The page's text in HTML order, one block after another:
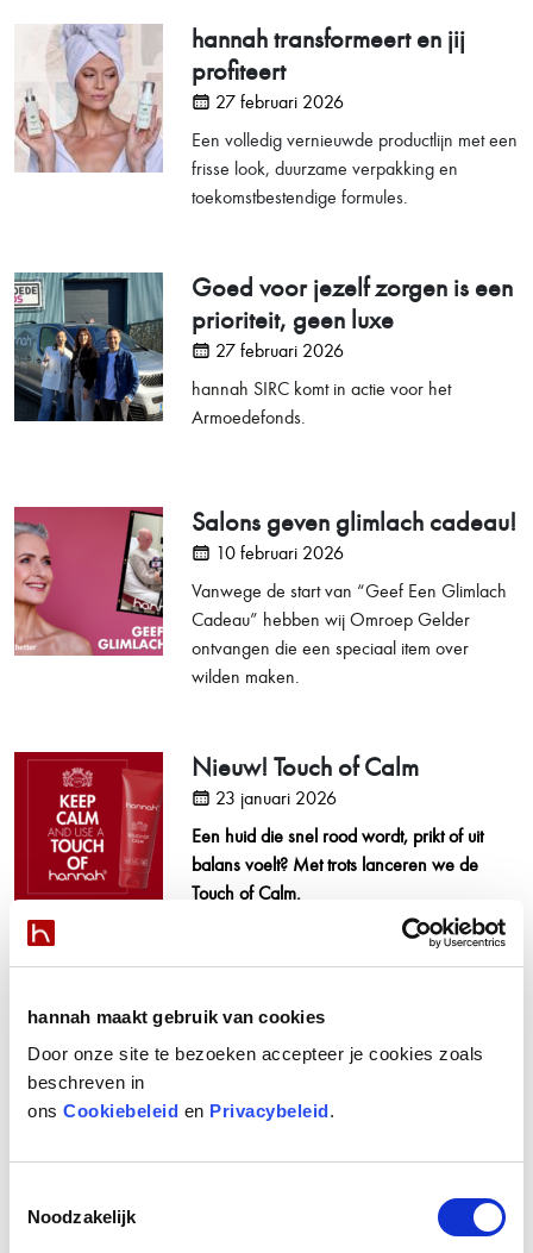
hannah maakt gebruik van cookies
Door onze site te bezoeken accepteer je cookies zoals
beschreven in
ons Cookiebeleid en Privacybeleid.
Noodzakelijk
hannah transformeert en jij
profiteert
27 februari 2026
Een volledig vernieuwde productlijn met een
frisse look, duurzame verpakking en
toekomstbestendige formules.
Goed voor jezelf zorgen is een
prioriteit, geen luxe
27 februari 2026
hannah SIRC komt in actie voor het
Armoedefonds.
Salons geven glimlach cadeau!
10 februari 2026
Vanwege de start van “Geef Een Glimlach
Cadeau” hebben wij Omroep Gelder
ontvangen die een speciaal item over
wilden maken.
Nieuw! Touch of Calm
23 januari 2026
Een huid die snel rood wordt, prikt of uit
balans voelt? Met trots lanceren we de
Touch of Calm.
6